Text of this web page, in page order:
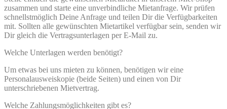
zusammen und starte eine unverbindliche Mietanfrage. Wir prüfen
schnellstmöglich Deine Anfrage und teilen Dir die Verfügbarkeiten
mit. Sollten alle gewünschten Mietartikel verfügbar sein, senden wir
Dir gleich die Vertragsunterlagen per E-Mail zu.
Welche Unterlagen werden benötigt?
Um etwas bei uns mieten zu können, benötigen wir eine
Personalausweiskopie (beide Seiten) und einen von Dir
unterschriebenen Mietvertrag.
Welche Zahlungsmöglichkeiten gibt es?